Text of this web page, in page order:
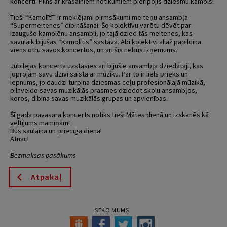
Tieši “Kamolītī” ir meklējami pirmsākumi meiteņu ansambļa
“Supermeitenes” dibināšanai. Šo kolektīvu varētu dēvēt par
izaugušo kamolēnu ansambli, jo tajā dzied tās meitenes, kas
savulaik bijušas “Kamolītis” sastāvā. Abi kolektīvi allaž papildina
viens otru savos koncertos, un arī šis nebūs izņēmums.
Jubilejas koncertā uzstāsies arī bijušie ansambļa dziedātāji, kas
joprojām savu dzīvi saista ar mūziku. Par to ir liels prieks un
lepnums, jo daudzi turpina dziesmas ceļu profesionālajā mūzikā,
pilnveido savas muzikālās prasmes dziedot skolu ansambļos,
koros, dibina savas muzikālās grupas un apvienības.
Šī gada pavasara koncerts notiks tieši Mātes dienā un izskanēs kā
veltījums māmiņām!
Būs saulaina un priecīga diena!
Atnāc!
Bezmaksas pasākums
Atpakaļ
SEKO MUMS